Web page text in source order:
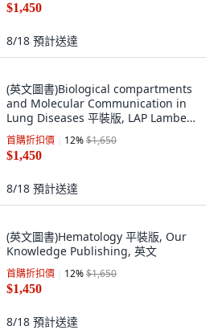
$1,450
8/18 預計送達
(英文圖書)Biological compartments
and Molecular Communication in
Lung Diseases 平裝版, LAP Lambert
Academic Publis..., 英文
首購折扣價 12%$1,650
$1,450
8/18 預計送達
(英文圖書)Hematology 平裝版, Our
Knowledge Publishing, 英文
首購折扣價 12%$1,650
$1,450
8/18 預計送達